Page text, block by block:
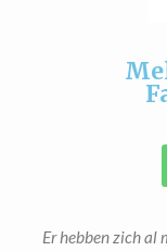
Er hebben zich al